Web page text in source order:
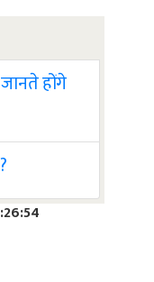
होंगे